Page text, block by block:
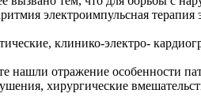
электроимпульсная терапия
клинико-электро-
нашли отражение особенности
хирургические